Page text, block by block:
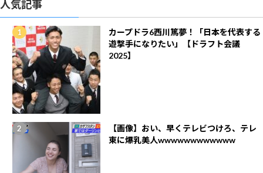
人気記事
カープドラ6西川篤夢！「日本を代表する
遊撃手になりたい」【ドラフト会議
2025】
【画像】おい、早くテレビつけろ、テレ
東に爆乳美人wwwwwwwwwwww